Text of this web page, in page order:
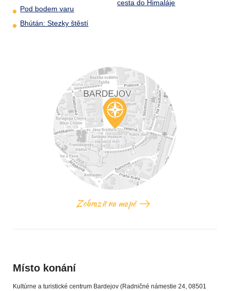
Pod bodem varu
Bhútán: Stezky štěstí
cesta do Himaláje
Zobrazit na mapě
Místo konání
Kultúrne a turistické centrum Bardejov (Radničné námestie 24, 08501